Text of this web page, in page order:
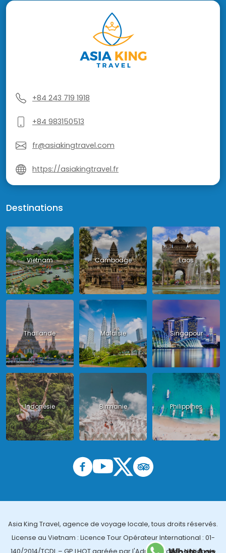
+84 243 719 1918
+84 983150513
fr@asiakingtravel.com
https://asiakingtravel.fr
Destinations
Vietnam Cambodge Laos
Thailande Malaisie Singapour
Indonésie Birmanie Philippines
Asia King Travel, agence de voyage locale, tous droits réservés.
License au Vietnam : Licence Tour Opérateur International : 01-
140/2014/TCDL – GP LHQT agréée par l'Administration Nationale